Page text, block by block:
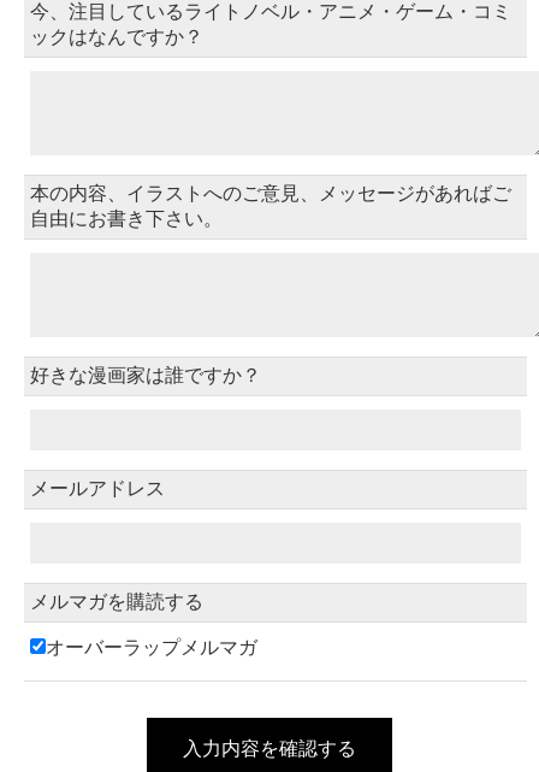
今、注目しているライトノベル・アニメ・ゲーム・コミ
ックはなんですか？
本の内容、イラストへのご意見、メッセージがあればご
自由にお書き下さい。
好きな漫画家は誰ですか？
メールアドレス
メルマガを購読する
オーバーラップメルマガ
入力内容を確認する